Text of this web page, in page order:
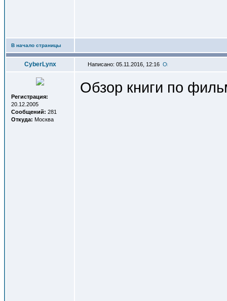
В начало страницы
СyberLynx Написано: 05.11.2016, 12:16
Регистрация:
20.12.2005
Сообщений: 281
Откуда: Москва
Обзор книги по